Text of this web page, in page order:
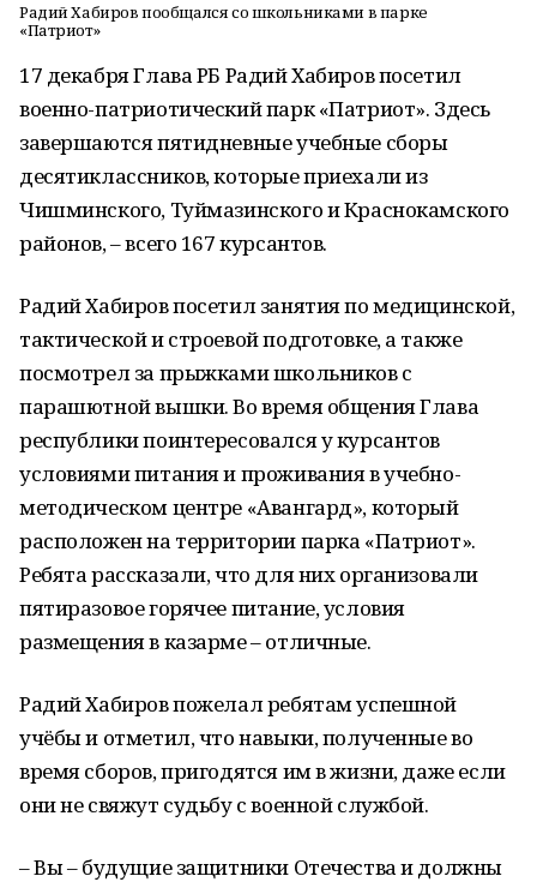
Радий Хабиров пообщался со школьниками в парке
«Патриот»
17 декабря Глава РБ Радий Хабиров посетил
военно-патриотический парк «Патриот». Здесь
завершаются пятидневные учебные сборы
десятиклассников, которые приехали из
Чишминского, Туймазинского и Краснокамского
районов, – всего 167 курсантов.
Радий Хабиров посетил занятия по медицинской,
тактической и строевой подготовке, а также
посмотрел за прыжками школьников с
парашютной вышки. Во время общения Глава
республики поинтересовался у курсантов
условиями питания и проживания в учебно-
методическом центре «Авангард», который
расположен на территории парка «Патриот».
Ребята рассказали, что для них организовали
пятиразовое горячее питание, условия
размещения в казарме – отличные.
Радий Хабиров пожелал ребятам успешной
учёбы и отметил, что навыки, полученные во
время сборов, пригодятся им в жизни, даже если
они не свяжут судьбу с военной службой.
– Вы – будущие защитники Отечества и должны